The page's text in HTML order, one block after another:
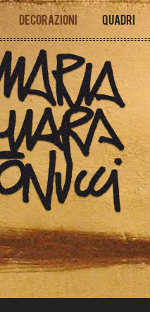
Decorazioni Quadri